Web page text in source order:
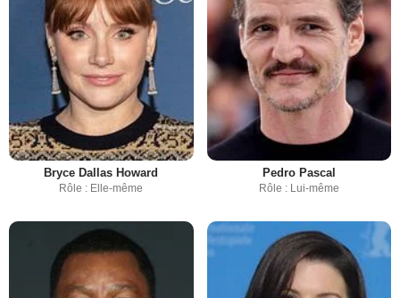
Bryce Dallas Howard
Rôle : Elle-même
Pedro Pascal
Rôle : Lui-même